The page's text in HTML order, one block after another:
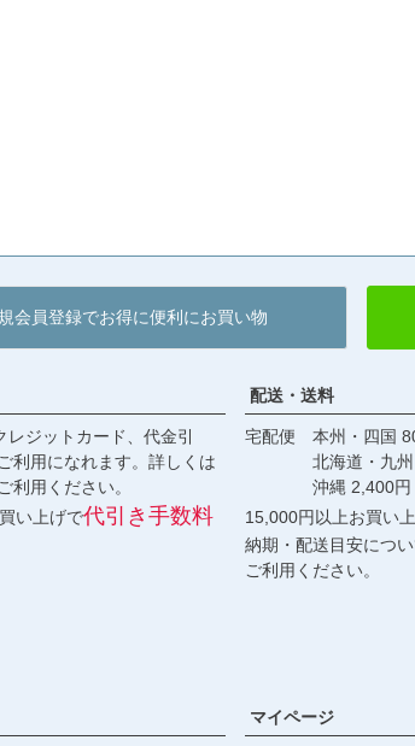
会員登録でお得に便利にお買い物
ジットカード、代金引
利用になれます。詳しくは
利用ください。
い上げで代引き手数料
配送・送料
宅配便 本州・四国
北海道・九州
沖縄 2,400円
15,000円以上お買い
納期・配送目安につい
ご利用ください。
マイページ